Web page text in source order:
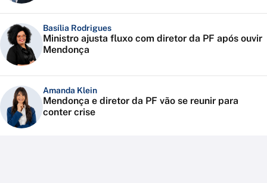
Basília Rodrigues
Ministro ajusta fluxo com diretor da PF após ouvir
Mendonça
Amanda Klein
Mendonça e diretor da PF vão se reunir para
conter crise